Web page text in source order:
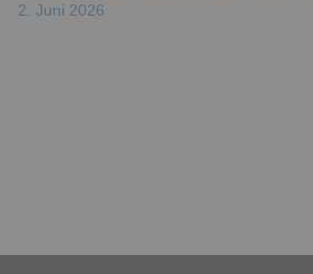
2. Juni 2026